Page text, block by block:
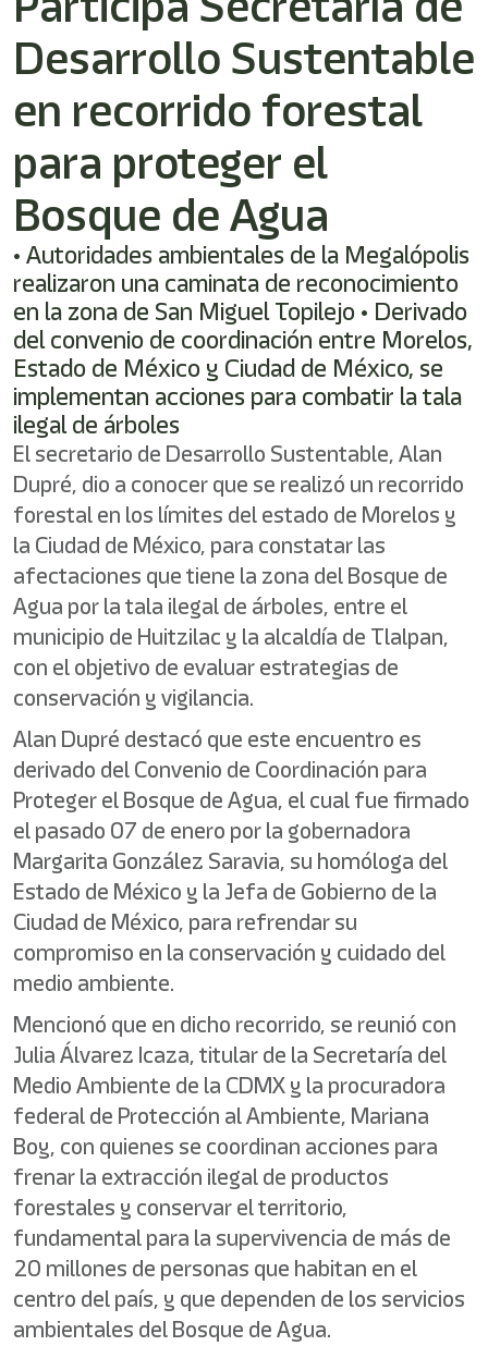
Desarrollo Sustentable
en recorrido forestal
para proteger el
Bosque de Agua
• Autoridades ambientales de la Megalópolis
realizaron una caminata de reconocimiento
en la zona de San Miguel Topilejo • Derivado
del convenio de coordinación entre Morelos,
Estado de México y Ciudad de México, se
implementan acciones para combatir la tala
ilegal de árboles
El secretario de Desarrollo Sustentable, Alan
Dupré, dio a conocer que se realizó un recorrido
forestal en los límites del estado de Morelos y
la Ciudad de México, para constatar las
afectaciones que tiene la zona del Bosque de
Agua por la tala ilegal de árboles, entre el
municipio de Huitzilac y la alcaldía de Tlalpan,
con el objetivo de evaluar estrategias de
conservación y vigilancia.
Alan Dupré destacó que este encuentro es
derivado del Convenio de Coordinación para
Proteger el Bosque de Agua, el cual fue firmado
el pasado 07 de enero por la gobernadora
Margarita González Saravia, su homóloga del
Estado de México y la Jefa de Gobierno de la
Ciudad de México, para refrendar su
compromiso en la conservación y cuidado del
medio ambiente.
Mencionó que en dicho recorrido, se reunió con
Julia Álvarez Icaza, titular de la Secretaría del
Medio Ambiente de la CDMX y la procuradora
federal de Protección al Ambiente, Mariana
Boy, con quienes se coordinan acciones para
frenar la extracción ilegal de productos
forestales y conservar el territorio,
fundamental para la supervivencia de más de
20 millones de personas que habitan en el
centro del país, y que dependen de los servicios
ambientales del Bosque de Agua.